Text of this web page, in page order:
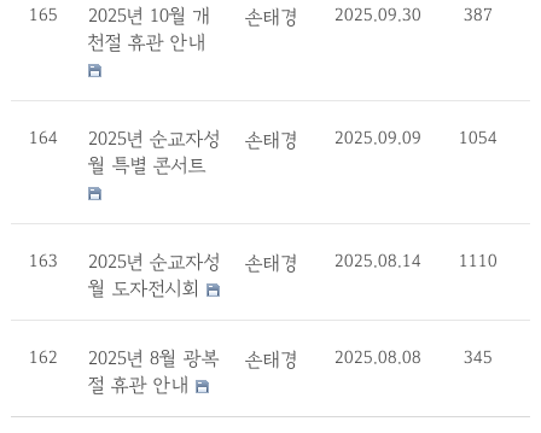
165
2025년 10월 개
천절 휴관 안내
손태경 2025.09.30 387
164
2025년 순교자성
월 특별 콘서트
손태경 2025.09.09 1054
163
2025년 순교자성
월 도자전시회
손태경 2025.08.14 1110
162
2025년 8월 광복
절 휴관 안내
손태경 2025.08.08 345